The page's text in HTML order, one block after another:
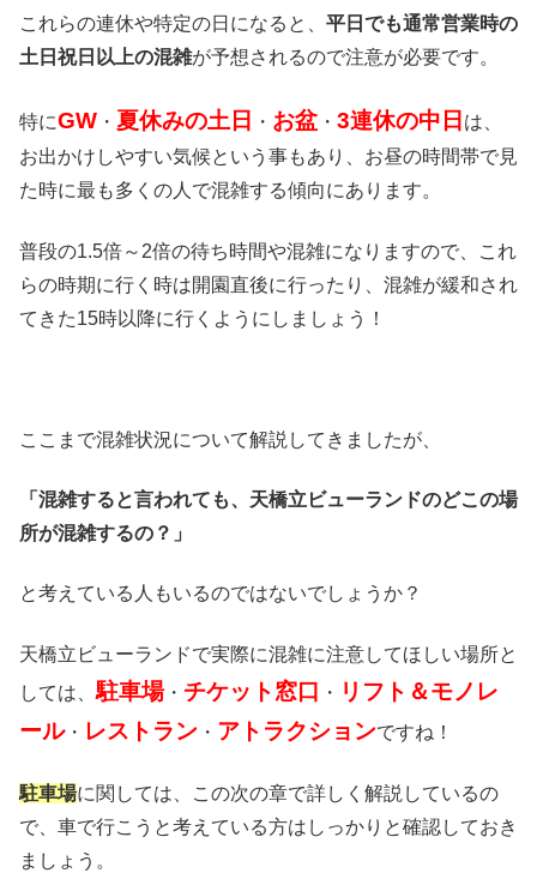
これらの連休や特定の日になると、 平日でも通常営業時の
土日祝日以上の混雑が予想されるので注意が必要です。
特にGW ・ 夏休みの土日 ・ お盆 ・ 3連休の中日 は、
お出かけしやすい気候という事もあり、お昼の時間帯で見
た時に最も多くの人で混雑する傾向にあります。
普段の1.5倍～2倍の待ち時間や混雑になりますので、これ
らの時期に行く時は開園直後に行ったり、混雑が緩和され
てきた15時以降に行くようにしましょう！
ここまで混雑状況について解説してきましたが、
「混雑すると言われても、天橋立ビューランドのどこの場
所が混雑するの？」
と考えている人もいるのではないでしょうか？
天橋立ビューランドで実際に混雑に注意してほしい場所と
しては、駐車場・ チケット窓口 ・ リフト＆モノレ
ール・ レストラン ・ アトラクションですね！
駐車場に関しては、この次の章で詳しく解説しているの
で、車で行こうと考えている方はしっかりと確認しておき
ましょう。